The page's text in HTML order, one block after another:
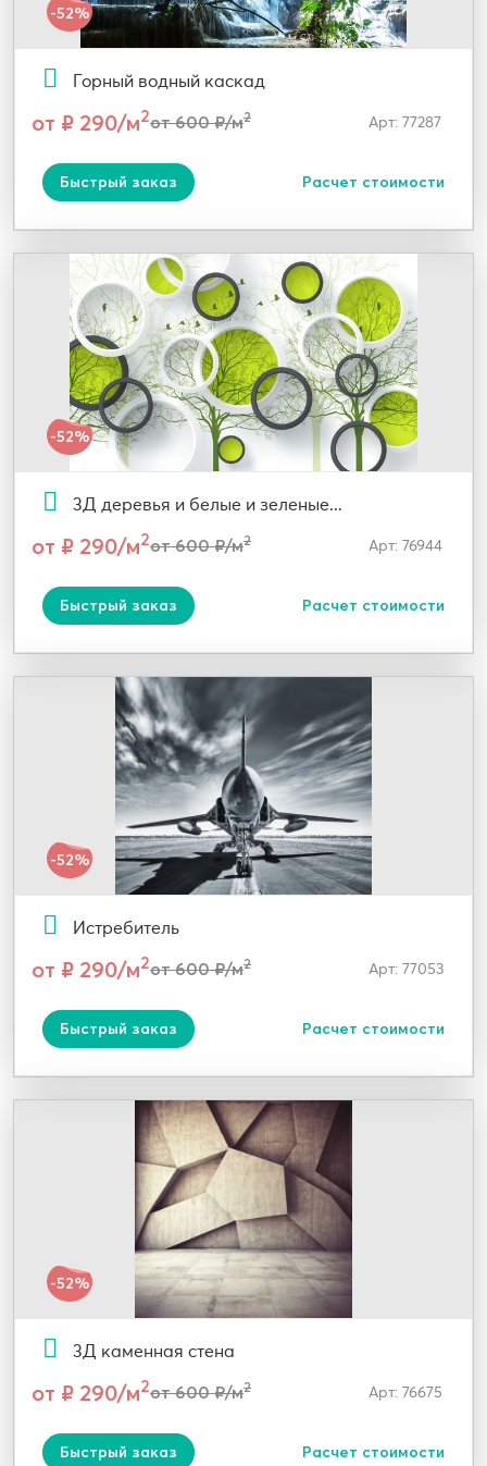
-52%
Горный водный каскад
от ₽ 290/м2от 600 ₽/м2 Арт: 77287
Быстрый заказ Расчет стоимости
-52%
3Д деревья и белые и зеленые...
от ₽ 290/м2от 600 ₽/м2 Арт: 76944
Быстрый заказ Расчет стоимости
-52%
Истребитель
от ₽ 290/м2от 600 ₽/м2 Арт: 77053
Быстрый заказ Расчет стоимости
-52%
3Д каменная стена
от ₽ 290/м2от 600 ₽/м2 Арт: 76675
Быстрый заказ Расчет стоимости